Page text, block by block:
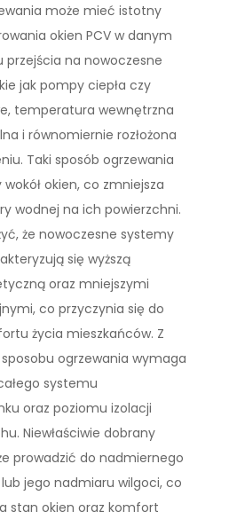
może mieć istotny
okien PCV w danym
przejścia na nowoczesne
jak pompy ciepła czy
temperatura wewnętrzna
i równomiernie rozłożona
Taki sposób ogrzewania
okien, co zmniejsza
wodnej na ich powierzchni.
że nowoczesne systemy
się wyższą
oraz mniejszymi
co przyczynia się do
życia mieszkańców. Z
ogrzewania wymaga
systemu
oraz poziomu izolacji
Niewłaściwie dobrany
prowadzić do nadmiernego
jego nadmiaru wilgoci, co
stan okien oraz komfort